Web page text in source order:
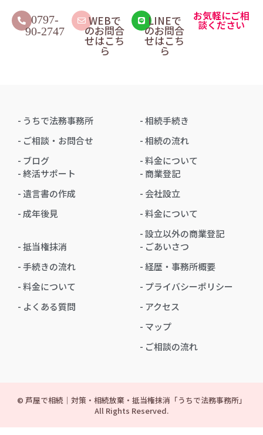
0797-
90-2747
WEBで
のお問合
せはこち
ら
LINEで
のお問合
せはこち
ら
お気軽にご相
談ください
- うちで法務事務所
- ご相談・お問合せ
- ブログ
- 相続手続き
- 相続の流れ
- 料金について
- 終活サポート
- 遺言書の作成
- 成年後見
- 商業登記
- 会社設立
- 料金について
- 設立以外の商業登記
- 抵当権抹消
- 手続きの流れ
- 料金について
- よくある質問
- ごあいさつ
- 経歴・事務所概要
- プライバシーポリシー
- アクセス
- マップ
- ご相談の流れ
© 芦屋で相続｜対策・相続放棄・抵当権抹消「うちで法務事務所」
All Rights Reserved.